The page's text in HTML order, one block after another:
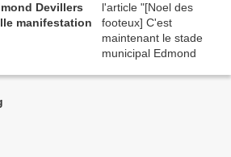
Devillers
manifestation